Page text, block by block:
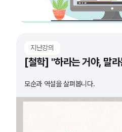
지난강의
모순과 역설을 살펴봅니다.